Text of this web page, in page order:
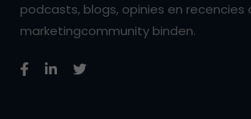
podcasts, blogs, opinies en recencies
marketingcommunity binden.